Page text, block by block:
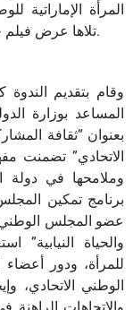
المرأة الإماراتية
تلاها عرض فيلم حول انتخابات المجلس الوطني الاتحادي 2011.
وقام بتقديم
المساعد بوزارة
بعنوان “ثقافة
الاتحادي” تضمنت
وملامحها في دولة
برنامج تمكين
عضو المجلس الوطني
والحياة
للمرأة، ودور
الوطني الاتحادي،